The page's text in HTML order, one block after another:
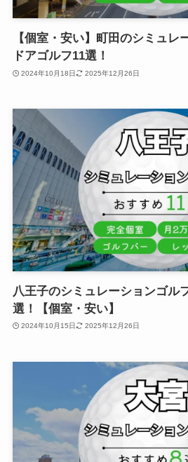
【個室・安い】町田のシミュレ
ドアゴルフ11選！
2024年10月18日 2025年12月26日
八王子のシミュレーションゴル
選！【個室・安い】
2024年10月15日 2025年12月26日